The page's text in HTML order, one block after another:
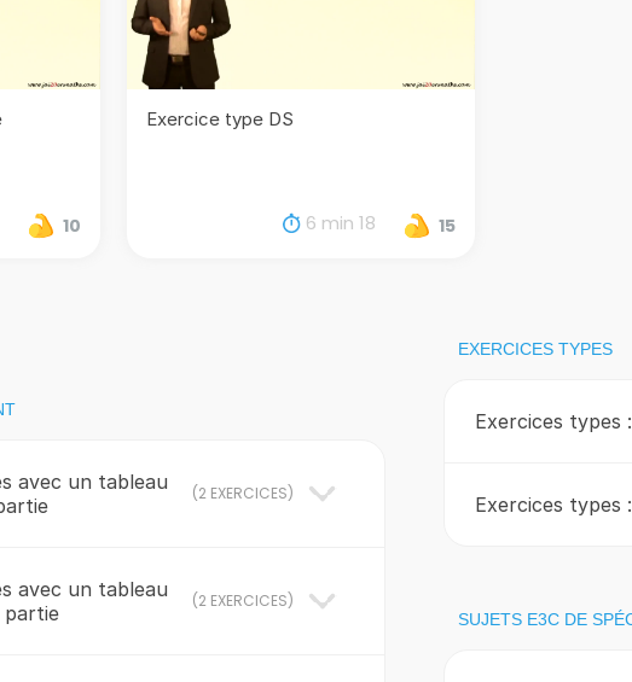
10
Exercice type DS
6 min 18 15
avec un tableau
(2 EXERCICES)
avec un tableau
partie (2 EXERCICES)
EXERCICES TYPES
Exercices types
Exercices types
SUJETS E3C DE